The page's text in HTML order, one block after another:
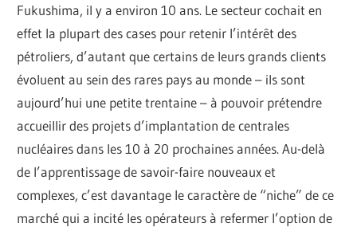
Fukushima, il y a environ 10 ans. Le secteur cochait en
effet la plupart des cases pour retenir l’intérêt des
pétroliers, d’autant que certains de leurs grands clients
évoluent au sein des rares pays au monde – ils sont
aujourd’hui une petite trentaine – à pouvoir prétendre
accueillir des projets d’implantation de centrales
nucléaires dans les 10 à 20 prochaines années. Au-delà
de l’apprentissage de savoir-faire nouveaux et
complexes, c’est davantage le caractère de “niche” de ce
marché qui a incité les opérateurs à refermer l’option de